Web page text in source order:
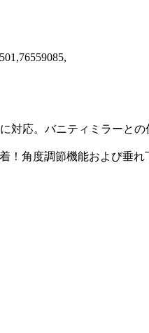
対応。バニティミラーとの
！角度調節機能および垂れ